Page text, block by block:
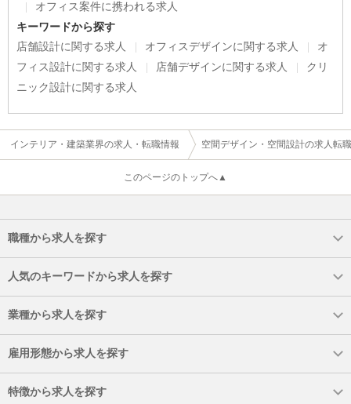
オフィス案件に携われる求人
キーワードから探す
店舗設計に関する求人
オフィスデザインに関する求人
オ
フィス設計に関する求人
店舗デザインに関する求人
クリ
ニック設計に関する求人
インテリア・建築業界の求人・転職情報 空間デザイン・空間設計の求人転
このページのトップへ▲
職種から求人を探す
人気のキーワードから求人を探す
業種から求人を探す
雇用形態から求人を探す
特徴から求人を探す